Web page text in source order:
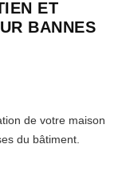
ET
BANNES
de votre maison
du bâtiment.